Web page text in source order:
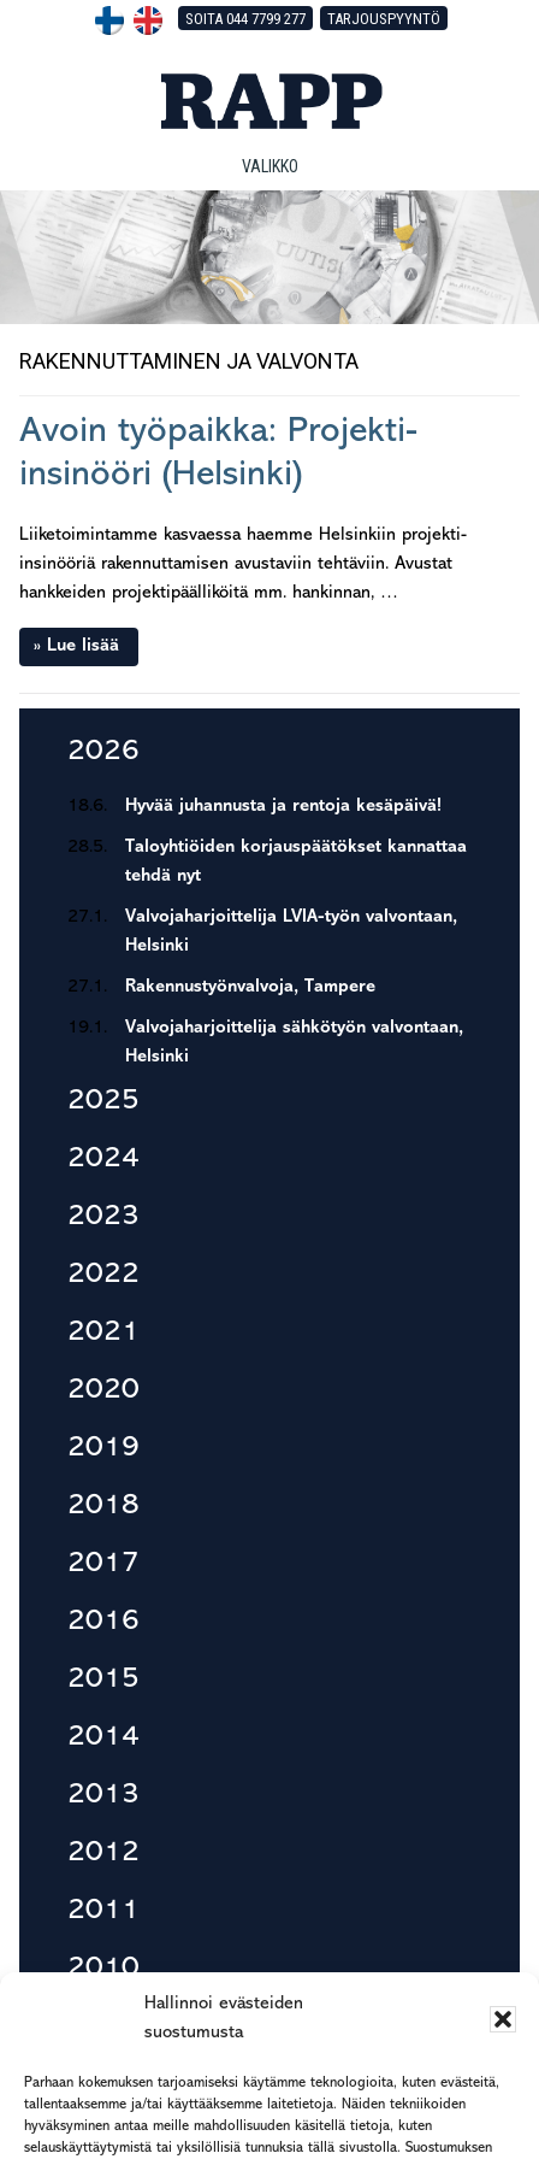
Hallinnoi evästeiden
suostumusta
Parhaan kokemuksen tarjoamiseksi käytämme teknologioita, kuten evästeitä,
tallentaaksemme ja/tai käyttääksemme laitetietoja. Näiden tekniikoiden
hyväksyminen antaa meille mahdollisuuden käsitellä tietoja, kuten
selauskäyttäytymistä tai yksilöllisiä tunnuksia tällä sivustolla. Suostumuksen
SOITA 044 7799 277 TARJOUSPYYNTÖ
VALIKKO
RAKENNUTTAMINEN JA VALVONTA
Avoin työpaikka: Projekti-
insinööri (Helsinki)
Liiketoimintamme kasvaessa haemme Helsinkiin projekti-
insinööriä rakennuttamisen avustaviin tehtäviin. Avustat
hankkeiden projektipäälliköitä mm. hankinnan, …
Lue lisää
Ensisijainen
sivupalkki
2026
18.6. Hyvää juhannusta ja rentoja kesäpäivä!
28.5.
Taloyhtiöiden korjauspäätökset kannattaa
tehdä nyt
27.1.
Valvojaharjoittelija LVIA-työn valvontaan,
Helsinki
27.1. Rakennustyönvalvoja, Tampere
19.1.
Valvojaharjoittelija sähkötyön valvontaan,
Helsinki
2025
2024
2023
2022
2021
2020
2019
2018
2017
2016
2015
2014
2013
2012
2011
2010
Footer
etu.suku@rapp.fi
puh. 044 7799 277